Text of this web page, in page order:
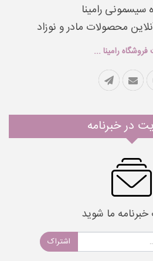
سیسمونی رامینا
محصولات مادر و نوزاد
رامینا ...
در خبرنامه
ما شوید
اشتراک